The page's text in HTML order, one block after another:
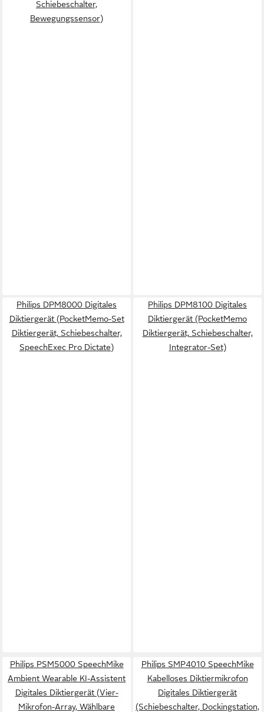
Schiebeschalter,
Bewegungssensor)
Philips DPM8000 Digitales
Diktiergerät (PocketMemo-Set
Diktiergerät, Schiebeschalter,
SpeechExec Pro Dictate)
Philips DPM8100 Digitales
Diktiergerät (PocketMemo
Diktiergerät, Schiebeschalter,
Integrator-Set)
Philips PSM5000 SpeechMike
Ambient Wearable KI-Assistent
Digitales Diktiergerät (Vier-
Mikrofon-Array, Wählbare
Philips SMP4010 SpeechMike
Kabelloses Diktiermikrofon
Digitales Diktiergerät
(Schiebeschalter, Dockingstation,